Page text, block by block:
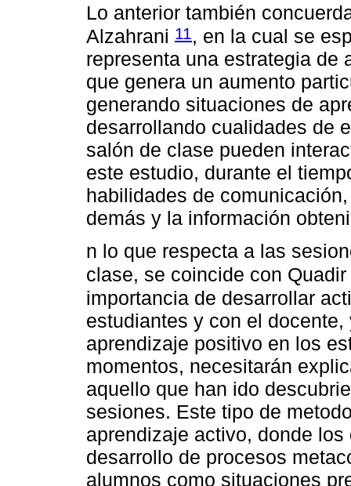
Lo anterior también
Alzahrani 11, en la cual se
representa una estrategia de
que genera un aumento
generando situaciones de
desarrollando cualidades de
salón de clase pueden
este estudio, durante el
habilidades de
demás y la información
n lo que respecta a las
clase, se coincide con Quadir
importancia de desarrollar
estudiantes y con el
aprendizaje positivo en los
momentos, necesitarán
aquello que han ido
sesiones. Este tipo de
aprendizaje activo, donde
desarrollo de procesos
alumnos como situaciones